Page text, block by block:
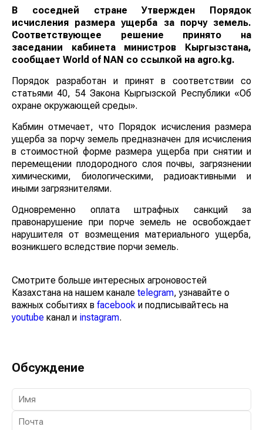
В соседней стране Утвержден Порядок
исчисления размера ущерба за порчу земель.
Соответствующее решение принято на
заседании кабинета министров Кыргызстана,
сообщает World of NAN со ссылкой на agro.kg.
Порядок разработан и принят в соответствии со
статьями 40, 54 Закона Кыргызской Республики «Об
охране окружающей среды».
Кабмин отмечает, что Порядок исчисления размера
ущерба за порчу земель предназначен для исчисления
в стоимостной форме размера ущерба при снятии и
перемещении плодородного слоя почвы, загрязнении
химическими, биологическими, радиоактивными и
иными загрязнителями.
Одновременно оплата штрафных санкций за
правонарушение при порче земель не освобождает
нарушителя от возмещения материального ущерба,
возникшего вследствие порчи земель.
Смотрите больше интересных агроновостей
Казахстана на нашем канале telegram, узнавайте о
важных событиях в facebook и подписывайтесь на
youtube канал и instagram.
Обсуждение